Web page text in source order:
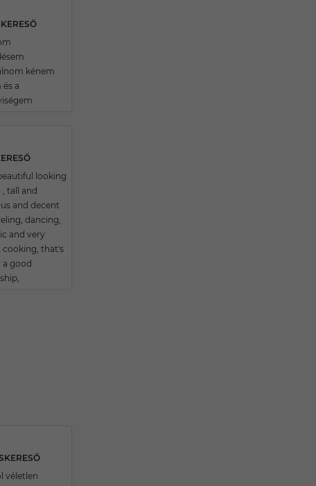
kénem
a
looking
tall and
and decent
dancing,
and very
cooking, that's
a good
véletlen